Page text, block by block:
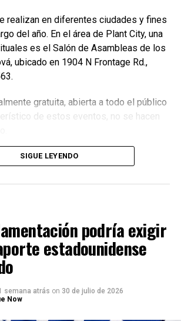
pedido la cooperación ciudadana para
y la policía lanzó una búsqueda de
de la empresa U-Haul que
al caso , según varios medios.
realizan en diferentes ciudades y fines
del año. En el área de Plant City, una
es el Salón de Asambleas de los
ubicado en 1904 N Frontage Rd.,
gratuita, abierta a todo el público
de estos eventos, no se hacen
SIGUE LEYENDO
podría exigir
estadounidense
semana atrás on 30 de julio de 2026
Now